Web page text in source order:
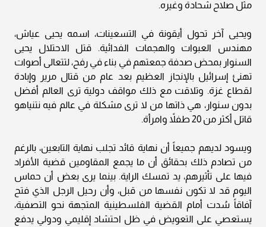
مثل صلاح شحادة وغيره.
ويحيى آخر تحول أيقونة في التسعينات، اسمه يحيى عياش،
مهندس العبوات والهجمات الفدائية. قتل الاحتلال يحيى
السنوار بمحض صدفة جمعتهم في بناء في رفح، لتتعالى أصوات
تهنئ إسرائيل بالإنجاز العظيم بعد عام من قتال مرير وإبادة
لقطاع غزة. وتلاقت مع ذلك مواقف دولية ترى العالم أفضل
بدون سنوار، هي ذاتها من لا ترى مشكلة في عالم فيه نتنياهو
قاتل أكثر من 20 طفلاً وامرأة.
ويسود لديهم جميعاً أن نهاية قائد تجلب نهاية التابعين، بالرغم
من تصادم ذلك بحقائق أن ما يجمع المقاومين قضية الأفراد
فيها على تأثيرهم، يد تمسك الراية. بينما يرى بعض أن حماس
اليوم قد لا تكون نفسها من قبل، وأن رحيل الرجل الذي فتح
آفاقاً سُدت أمام القضية الفلسطينية المتجهة نحو التصفية،
يستعصي على التعويض في ظل احتشاد إقليمي ودولي يدفع